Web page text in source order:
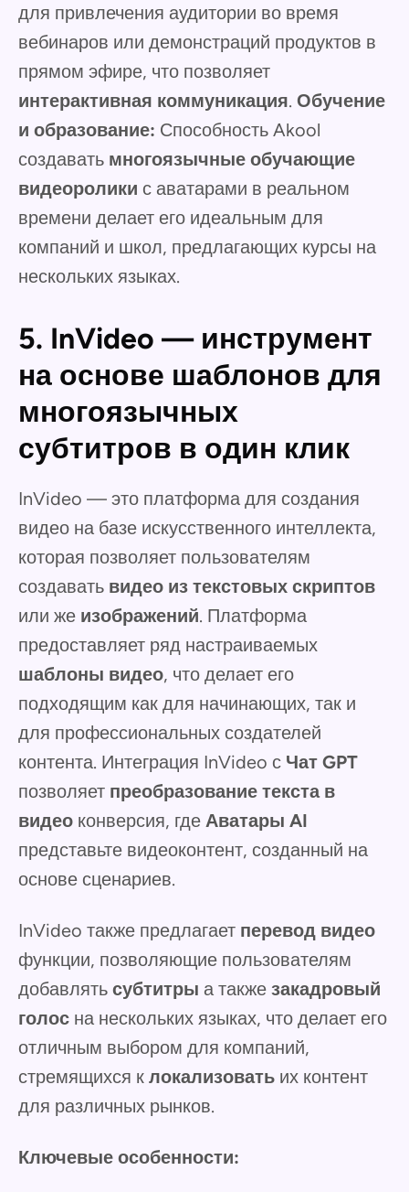
для привлечения аудитории во время
вебинаров или демонстраций продуктов в
прямом эфире, что позволяет
интерактивная коммуникация. Обучение
и образование: Способность Akool
создавать многоязычные обучающие
видеоролики с аватарами в реальном
времени делает его идеальным для
компаний и школ, предлагающих курсы на
нескольких языках.
5. InVideo — инструмент
на основе шаблонов для
многоязычных
субтитров в один клик
InVideo — это платформа для создания
видео на базе искусственного интеллекта,
которая позволяет пользователям
создавать видео из текстовых скриптов
или же изображений. Платформа
предоставляет ряд настраиваемых
шаблоны видео, что делает его
подходящим как для начинающих, так и
для профессиональных создателей
контента. Интеграция InVideo с Чат GPT
позволяет преобразование текста в
видео конверсия, где Аватары AI
представьте видеоконтент, созданный на
основе сценариев.
InVideo также предлагает перевод видео
функции, позволяющие пользователям
добавлять субтитры а также закадровый
голос на нескольких языках, что делает его
отличным выбором для компаний,
стремящихся к локализовать их контент
для различных рынков.
Ключевые особенности: